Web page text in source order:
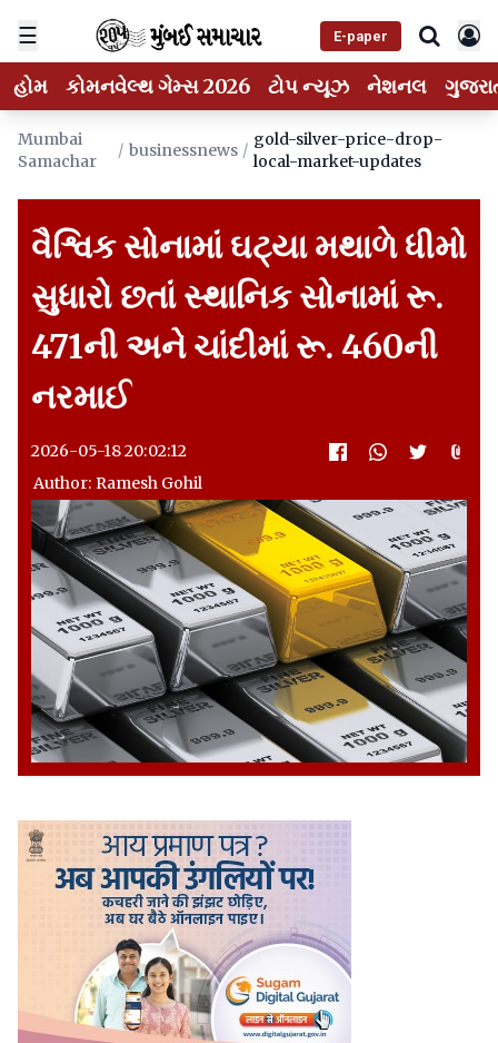
☰ E-paper
હોમ કોમનવેલ્થ ગેમ્સ 2026 ટોપ ન્યૂઝ નેશનલ
Mumbai
Samachar
/ businessnews /
gold-silver-price-drop-
local-market-updates
વૈશ્વિક સોનામાં ઘટ્યા મથાળે ધીમો
સુધારો છતાં સ્થાનિક સોનામાં રૂ.
471ની અને ચાંદીમાં રૂ. 460ની
નરમાઈ
2026-05-18 20:02:12
Author: Ramesh Gohil